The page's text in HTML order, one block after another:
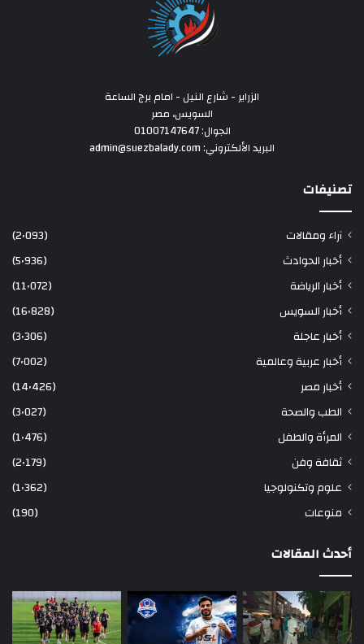
الزراير - شارع النيل - امام برج الساعة
السويس، مصر
الجوال: 01007147647
البريد الألكتروني: admin@suezbalady.com
تصنيفات
آراء ومقالات
(2٬093)
أخبار الحوادث
(5٬936)
أخبار الرياضة
(11٬072)
أخبار السويس
(16٬828)
أخبار عاجلة
(3٬306)
أخبار عربية وعالمية
(7٬002)
أخبار مصر
(14٬426)
الطب والصحة
(3٬027)
المرأة والطفل
(1٬476)
ثقافة وفن
(2٬179)
علوم وتكنولوجيا
(1٬362)
منوعات
(190)
أحدث المقالات